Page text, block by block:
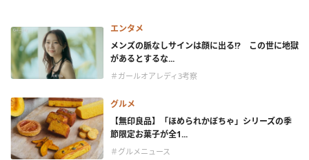
エンタメ
メンズの脈なしサインは顔に出る!? この世に地獄
があるとするな...
＃ガールオアレディ3考察
グルメ
【無印良品】「ほめられかぼちゃ」シリーズの季
節限定お菓子が全1...
＃グルメニュース